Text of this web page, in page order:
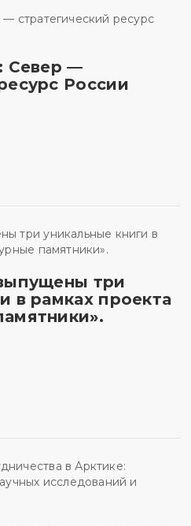
Север —
России
три
в рамках проекта